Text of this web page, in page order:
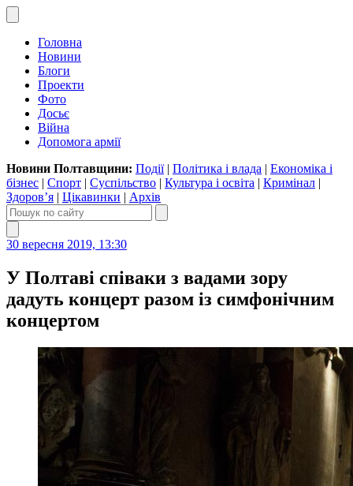
Головна
Новини
Блоги
Проекти
Фото
Досьє
Війна
Допомога армії
Новини Полтавщини: Події| Політика і влада | Економіка і
бізнес | Спорт | Суспільство | Культура і освіта | Кримінал |
Здоров’я | Цікавинки | Архів
30 вересня 2019, 13:30
У Полтаві співаки з вадами зору
дадуть концерт разом із симфонічним
концертом